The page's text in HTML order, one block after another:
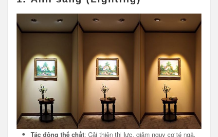
Tác động thể chất: Cải thiện thị lực, giảm nguy cơ té ngã,